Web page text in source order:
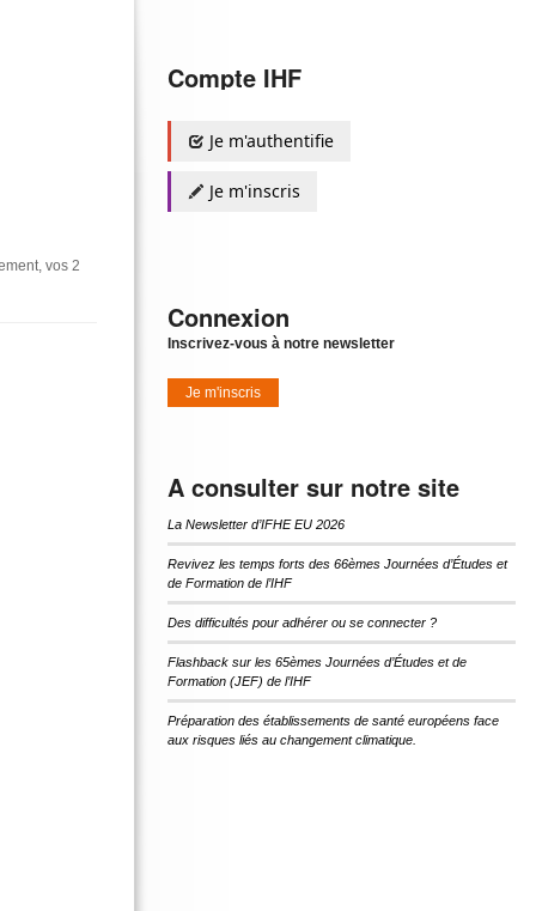
vos 2
Compte IHF
Je m'authentifie
Je m'inscris
Connexion
Inscrivez-vous à notre newsletter
Je m'inscris
A consulter sur notre site
La Newsletter d’IFHE EU 2026
Revivez les temps forts des 66èmes Journées d’Études et
de Formation de l’IHF
Des difficultés pour adhérer ou se connecter ?
Flashback sur les 65èmes Journées d’Études et de
Formation (JEF) de l’IHF
Préparation des établissements de santé européens face
aux risques liés au changement climatique.